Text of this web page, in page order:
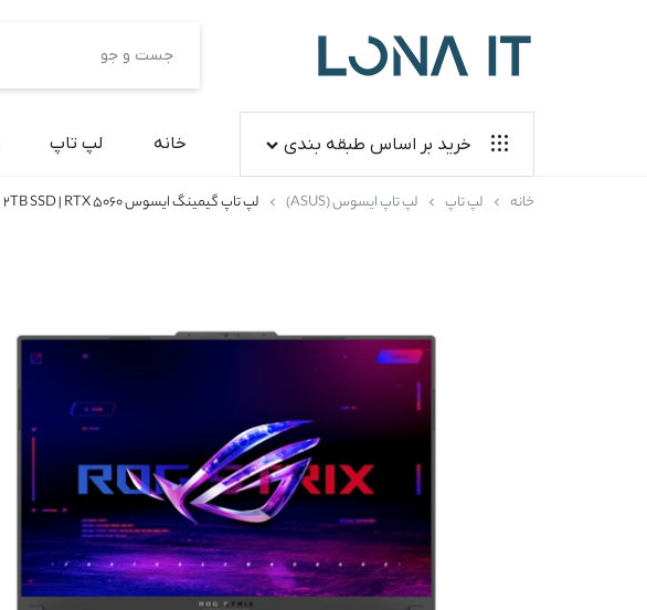
فروشگاه
لونا
آی
خرید بر اساس طبقه بندی
لپ تاپ
قطعات کامپیوتر
خانه لپ تاپ
خانه لپ تاپ لپ تاپ ایسوس (ASUS) لپ تاپ گیمینگ ایسوس ASUS ROG Strix G16 G614FM | R9 9955HX | 64GB RAM | 2TB SSD | RTX 5060